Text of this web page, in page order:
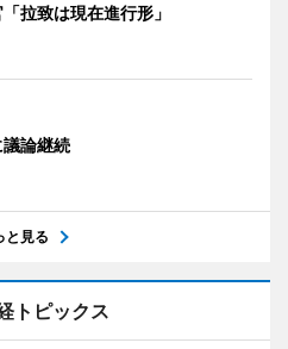
拉致は現在進行形」
議論継続
と見る
トピックス